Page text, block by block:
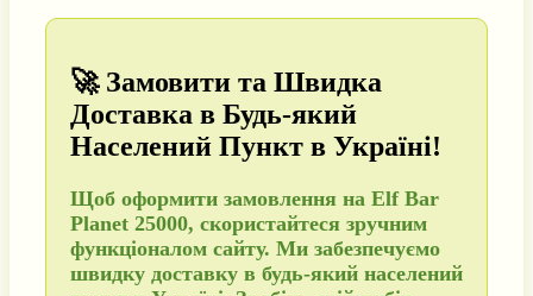
🚀 Замовити та Швидка
Доставка в Будь-який
Населений Пункт в Україні!
Щоб оформити замовлення на Elf Bar
Planet 25000, скористайтеся зручним
функціоналом сайту. Ми забезпечуємо
швидку доставку в будь-який населений